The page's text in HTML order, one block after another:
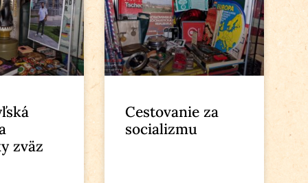
zväz
Cestovanie za
socializmu